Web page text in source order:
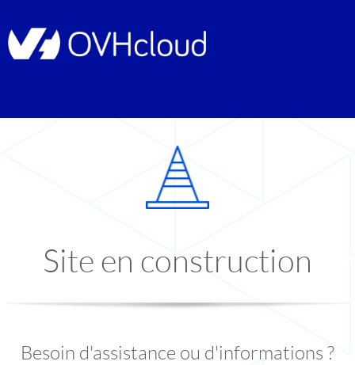
Site en construction
Besoin d'assistance ou d'informations ?